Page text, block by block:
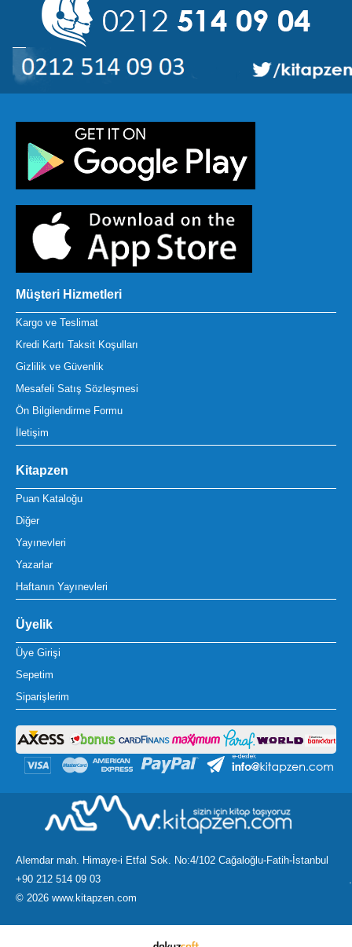
Müşteri Hizmetleri
Kargo ve Teslimat
Kredi Kartı Taksit Koşulları
Gizlilik ve Güvenlik
Mesafeli Satış Sözleşmesi
Ön Bilgilendirme Formu
İletişim
Kitapzen
Puan Kataloğu
Diğer
Yayınevleri
Yazarlar
Haftanın Yayınevleri
Üyelik
Üye Girişi
Sepetim
Siparişlerim
Alemdar mah. Himaye-i Etfal Sok. No:4/102 Cağaloğlu-Fatih-İstanbul
+90 212 514 09 03
© 2026 www.kitapzen.com